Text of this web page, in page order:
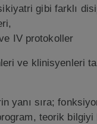
gibi farklı
IV protokoller
ve klinisyenleri
yanı sıra;
teorik